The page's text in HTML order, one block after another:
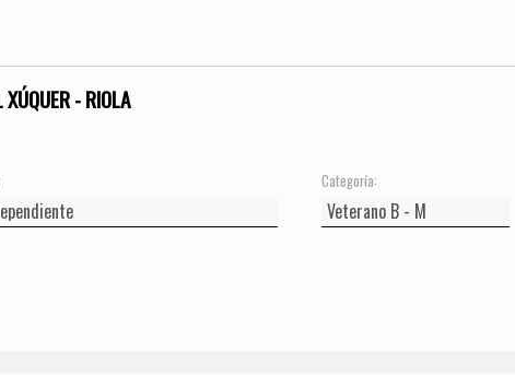
- RIOLA
Categoría: